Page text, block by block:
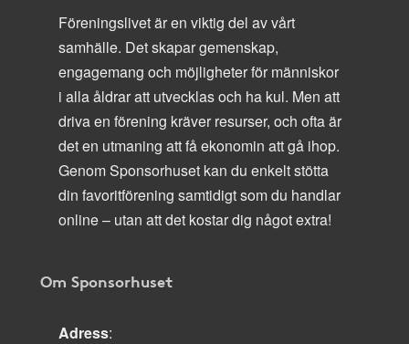
Föreningslivet är en viktig del av vårt
samhälle. Det skapar gemenskap,
engagemang och möjligheter för människor
i alla åldrar att utvecklas och ha kul. Men att
driva en förening kräver resurser, och ofta är
det en utmaning att få ekonomin att gå ihop.
Genom Sponsorhuset kan du enkelt stötta
din favoritförening samtidigt som du handlar
online – utan att det kostar dig något extra!
Om Sponsorhuset
Adress: